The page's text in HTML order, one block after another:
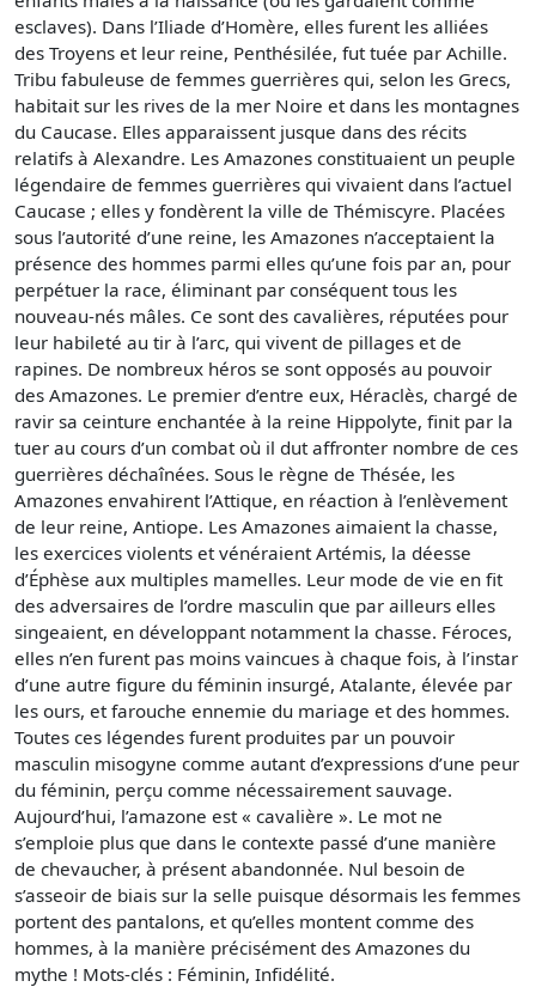
esclaves). Dans l’Iliade d’Homère, elles furent les alliées
des Troyens et leur reine, Penthésilée, fut tuée par Achille.
Tribu fabuleuse de femmes guerrières qui, selon les Grecs,
habitait sur les rives de la mer Noire et dans les montagnes
du Caucase. Elles apparaissent jusque dans des récits
relatifs à Alexandre. Les Amazones constituaient un peuple
légendaire de femmes guerrières qui vivaient dans l’actuel
Caucase ; elles y fondèrent la ville de Thémiscyre. Placées
sous l’autorité d’une reine, les Amazones n’acceptaient la
présence des hommes parmi elles qu’une fois par an, pour
perpétuer la race, éliminant par conséquent tous les
nouveau-nés mâles. Ce sont des cavalières, réputées pour
leur habileté au tir à l’arc, qui vivent de pillages et de
rapines. De nombreux héros se sont opposés au pouvoir
des Amazones. Le premier d’entre eux, Héraclès, chargé de
ravir sa ceinture enchantée à la reine Hippolyte, finit par la
tuer au cours d’un combat où il dut affronter nombre de ces
guerrières déchaînées. Sous le règne de Thésée, les
Amazones envahirent l’Attique, en réaction à l’enlèvement
de leur reine, Antiope. Les Amazones aimaient la chasse,
les exercices violents et vénéraient Artémis, la déesse
d’Éphèse aux multiples mamelles. Leur mode de vie en fit
des adversaires de l’ordre masculin que par ailleurs elles
singeaient, en développant notamment la chasse. Féroces,
elles n’en furent pas moins vaincues à chaque fois, à l’instar
d’une autre figure du féminin insurgé, Atalante, élevée par
les ours, et farouche ennemie du mariage et des hommes.
Toutes ces légendes furent produites par un pouvoir
masculin misogyne comme autant d’expressions d’une peur
du féminin, perçu comme nécessairement sauvage.
Aujourd’hui, l’amazone est « cavalière ». Le mot ne
s’emploie plus que dans le contexte passé d’une manière
de chevaucher, à présent abandonnée. Nul besoin de
s’asseoir de biais sur la selle puisque désormais les femmes
portent des pantalons, et qu’elles montent comme des
hommes, à la manière précisément des Amazones du
mythe ! Mots-clés : Féminin, Infidélité.